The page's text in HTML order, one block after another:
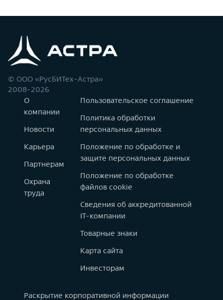
© ООО «РусБИТех-Астра»
2008-2026
О
компании
Новости
Карьера
Партнерам
Охрана
труда
Пользовательское соглашение
Политика обработки
персональных данных
Положение по обработке и
защите персональных данных
Положение по обработке
файлов cookie
Сведения об аккредитованной
IT-компании
Товарные знаки
Карта сайта
Инвесторам
Раскрытие корпоративной информации